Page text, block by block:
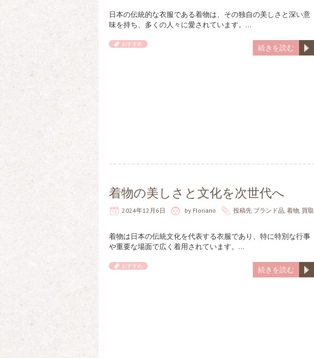
日本の伝統的な衣服である着物は、その独自の美しさと深い意
味を持ち、多くの人々に愛されています。…
続きを読む
おすすめ
着物の美しさと文化を次世代へ
2024年12月6日 by Floriano 投稿先 ブランド品, 着物, 買取
着物は日本の伝統文化を代表する衣服であり、特に特別な行事
や重要な場面で広く着用されています。…
続きを読む
おすすめ